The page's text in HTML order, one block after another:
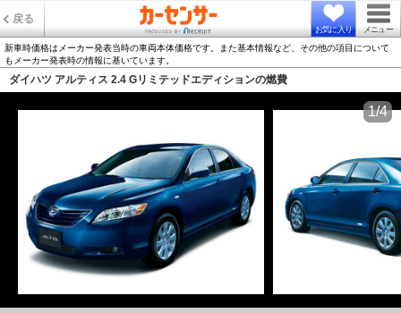
戻る
お気に入り メニュー
新車時価格はメーカー発表当時の車両本体価格です。また基本情報など、その他の項目について
もメーカー発表時の情報に基いています。
ダイハツ アルティス 2.4 Gリミテッドエディションの燃費
1/4